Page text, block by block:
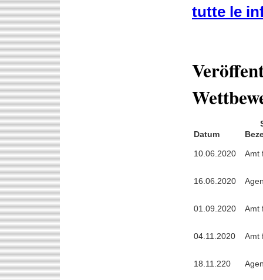
tutte le
Datum
10.06.2020 Amt
16.06.2020
01.09.2020 Amt
04.11.2020 Amt
18.11.220